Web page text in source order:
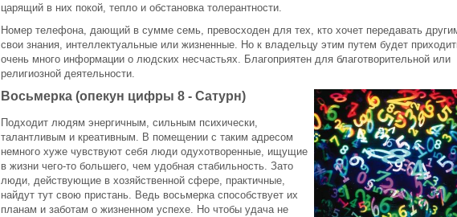
царящий в них покой, тепло и обстановка толерантности.
Номер телефона, дающий в сумме семь, превосходен для тех, кто хочет передавать
свои знания, интеллектуальные или жизненные. Но к владельцу этим путем будет
очень много информации о людских несчастьях. Благоприятен для благотворительной или
религиозной деятельности.
Восьмерка (опекун цифры 8 - Сатурн)
Подходит людям энергичным, сильным психически,
талантливым и креативным. В помещении с таким адресом
немного хуже чувствуют себя люди одухотворенные, ищущие
в жизни чего-то большего, чем удобная стабильность. Зато
люди, действующие в хозяйственной сфере, практичные,
найдут тут свою пристань. Ведь восьмерка способствует их
планам и заботам о жизненном успехе. Но чтобы удача не